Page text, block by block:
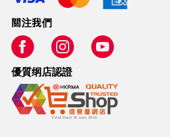
關注我們
優質纲店認證